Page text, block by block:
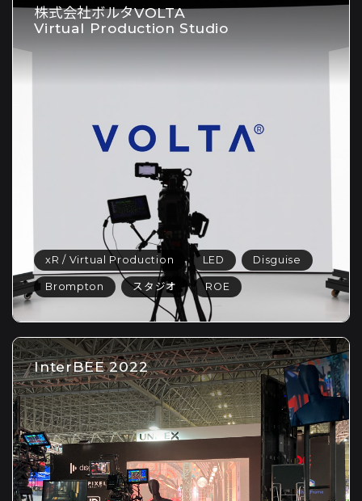
株式会社ボルタVOLTA
Virtual Production Studio
xR / Virtual Production LED Disguise
Brompton スタジオ ROE
InterBEE 2022